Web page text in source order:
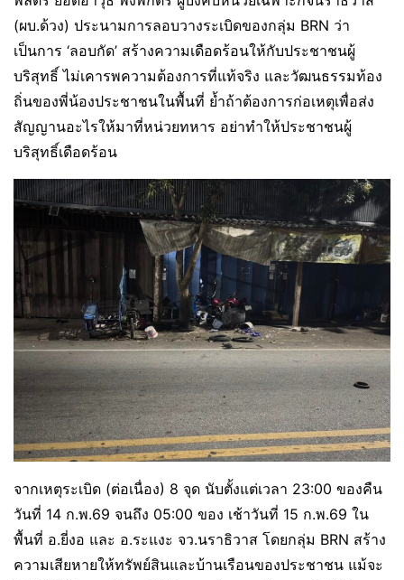
(ผบ.ด้วง) ประนามการลอบวางระเบิดของกลุ่ม BRN ว่า
เป็นการ ‘ลอบกัด’ สร้างความเดือดร้อนให้กับประชาชนผู้
บริสุทธิ์ ไม่เคารพความต้องการที่แท้จริง และวัฒนธรรมท้อง
ถิ่นของพี่น้องประชาชนในพื้นที่ ย้ำถ้าต้องการก่อเหตุเพื่อส่ง
สัญญานอะไรให้มาที่หน่วยทหาร อย่าทำให้ประชาชนผู้
บริสุทธิ์เดือดร้อน
จากเหตุระเบิด (ต่อเนื่อง) 8 จุด นับตั้งแต่เวลา 23:00 ของคืน
วันที่ 14 ก.พ.69 จนถึง 05:00 ของ เช้าวันที่ 15 ก.พ.69 ใน
พื้นที่ อ.ยี่งอ และ อ.ระแงะ จว.นราธิวาส โดยกลุ่ม BRN สร้าง
ความเสียหายให้ทรัพย์สินและบ้านเรือนของประชาชน แม้จะ